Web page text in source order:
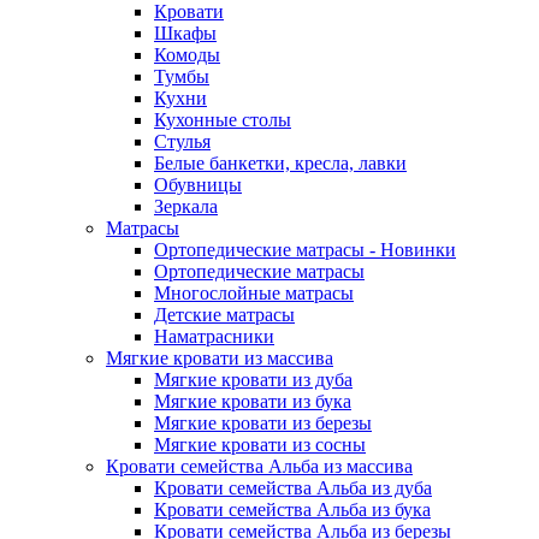
Кровати
Шкафы
Комоды
Тумбы
Кухни
Кухонные столы
Стулья
Белые банкетки, кресла, лавки
Обувницы
Зеркала
Матрасы
Ортопедические матрасы - Новинки
Ортопедические матрасы
Многослойные матрасы
Детские матрасы
Наматрасники
Мягкие кровати из массива
Мягкие кровати из дуба
Мягкие кровати из бука
Мягкие кровати из березы
Мягкие кровати из сосны
Кровати семейства Альба из массива
Кровати семейства Альба из дуба
Кровати семейства Альба из бука
Кровати семейства Альба из березы